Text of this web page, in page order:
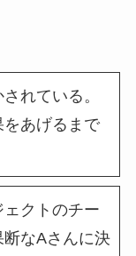
れている。
あげるまで
ェクトのチー
なAさんに決